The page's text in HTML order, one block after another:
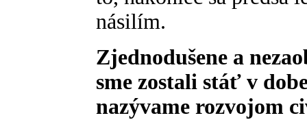
násilím.
Zjednodušene a
sme zostali stáť v
nazývame rozvojom